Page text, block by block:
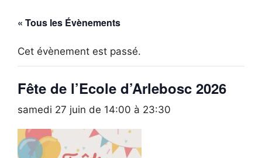
« Tous les Évènements
Cet évènement est passé.
Fête de l’Ecole d’Arlebosc 2026
samedi 27 juin de 14:00 à 23:30